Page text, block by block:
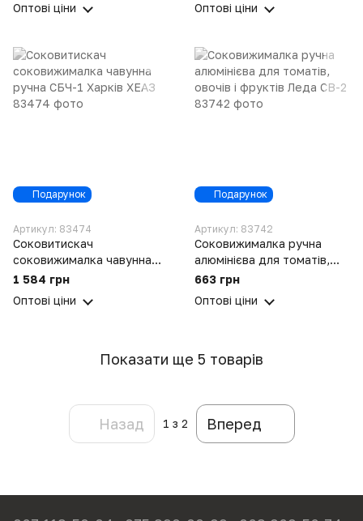
Оптові ціни
Оптові ціни
Подарунок
Артикул: 83474
Соковитискач
соковижималка чавунна
ручна СБЧ-1 Харків ХЕАЗ
1 584 грн
Оптові ціни
Подарунок
Артикул: 83742
Соковижималка ручна
алюмінієва для томатів,
овочів і фруктів Леда СВ-2
663 грн
Оптові ціни
Показати ще 5 товарів
Назад 1 з 2 Вперед